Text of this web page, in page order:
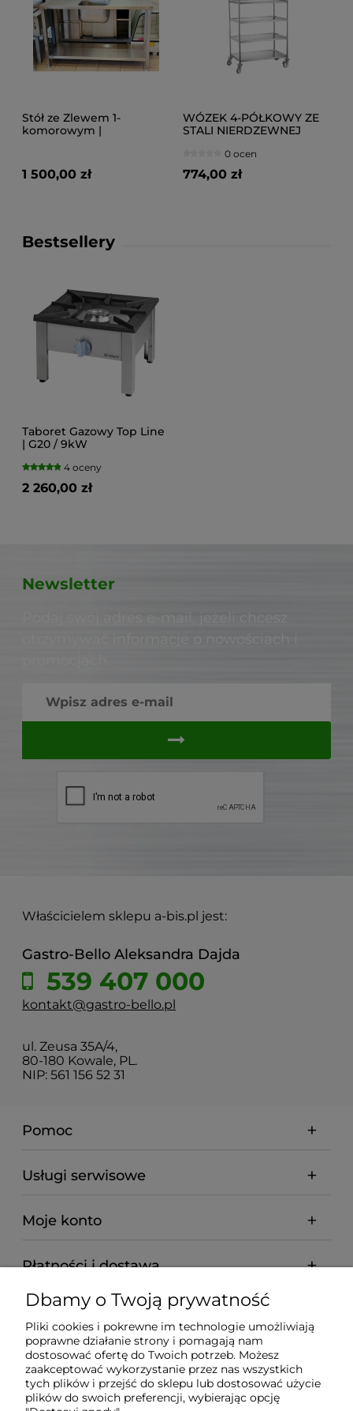
Stół ze Zlewem 1-
komorowym |
1 500,00 zł
WÓZEK 4-PÓŁKOWY ZE
STALI NIERDZEWNEJ
0 ocen
774,00 zł
Bestsellery
Taboret Gazowy Top Line
| G20 / 9kW
4 oceny
2 260,00 zł
Newsletter
Właścicielem sklepu a-bis.pl jest:
Gastro-Bello Aleksandra Dajda
539 407 000
kontakt@gastro-bello.pl
ul. Zeusa 35A/4,
80-180 Kowale, PL.
NIP: 561 156 52 31
Pomoc
Usługi serwisowe
Moje konto
Płatności i dostawa
Informacje
O nas
Dbamy o Twoją prywatność
Pliki cookies i pokrewne im technologie umożliwiają
poprawne działanie strony i pomagają nam
dostosować ofertę do Twoich potrzeb. Możesz
zaakceptować wykorzystanie przez nas wszystkich
tych plików i przejść do sklepu lub dostosować użycie
plików do swoich preferencji, wybierając opcję